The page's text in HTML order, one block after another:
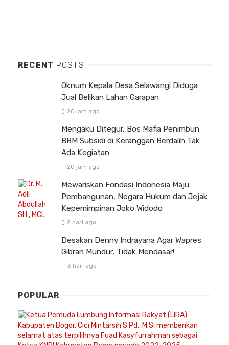
RECENT POSTS
Oknum Kepala Desa Selawangi Diduga
Jual Belikan Lahan Garapan
20 jam ago
Mengaku Ditegur, Bos Mafia Penimbun
BBM Subsidi di Keranggan Berdalih Tak
Ada Kegiatan
20 jam ago
Mewariskan Fondasi Indonesia Maju:
Pembangunan, Negara Hukum dan Jejak
Kepemimpinan Joko Widodo
2 hari ago
Desakan Denny Indrayana Agar Wapres
Gibran Mundur, Tidak Mendasar!
3 hari ago
POPULAR